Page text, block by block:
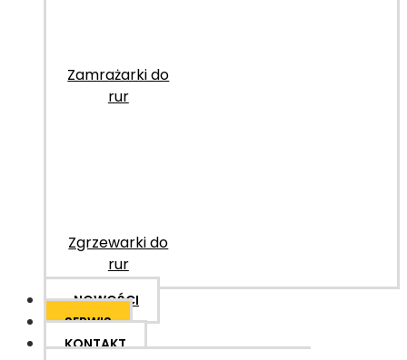
Zamrażarki do
rur
Zgrzewarki do
rur
NOWOŚCI
SERWIS
KONTAKT